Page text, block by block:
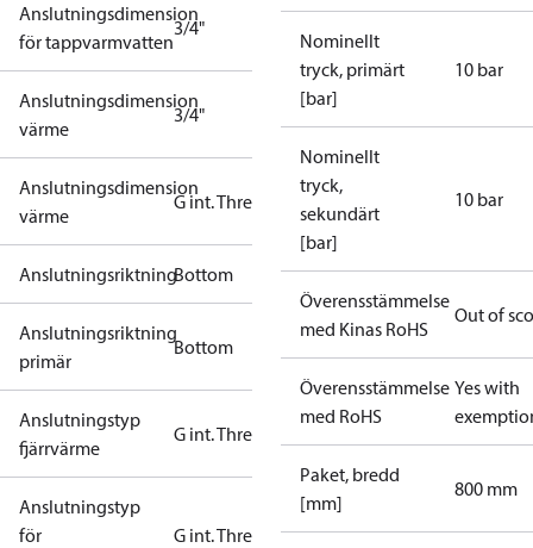
Anslutningsdimension
för tappvarmvatten
3/4"
Anslutningsdimension
värme
3/4"
Anslutningsdimension
värme
G int. Thread
AnslutningsriktningBottom
Anslutningsriktning
primär
Bottom
Anslutningstyp
fjärrvärme
G int. Thread
Anslutningstyp
för
G int. Thread
Nominellt
tryck, primärt
[bar]
10 bar
Nominellt
tryck,
sekundärt
[bar]
10 bar
Överensstämmelse
med Kinas RoHS
Out of
Överensstämmelse
med RoHS
Yes with
Paket, bredd
[mm]
800 mm